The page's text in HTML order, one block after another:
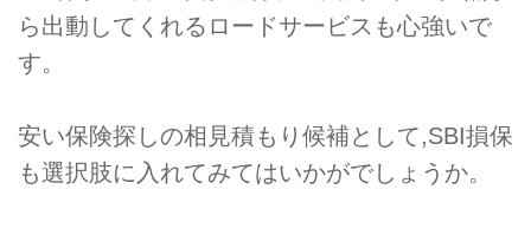
ら出動してくれるロードサービスも心強いで
す。
安い保険探しの相見積もり候補として,SBI損保
も選択肢に入れてみてはいかがでしょうか。